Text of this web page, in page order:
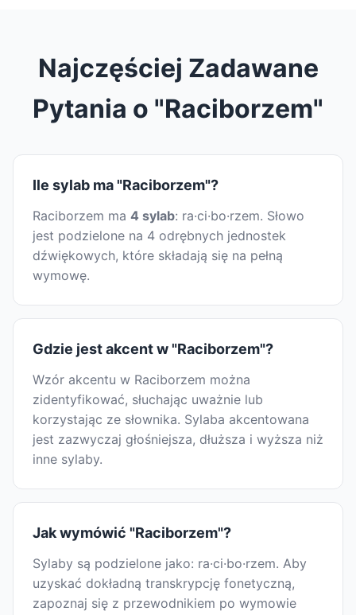
Najczęściej Zadawane
Pytania o "Raciborzem"
Ile sylab ma "Raciborzem"?
Raciborzem ma 4 sylab: ra·ci·bo·rzem. Słowo
jest podzielone na 4 odrębnych jednostek
dźwiękowych, które składają się na pełną
wymowę.
Gdzie jest akcent w "Raciborzem"?
Wzór akcentu w Raciborzem można
zidentyfikować, słuchając uważnie lub
korzystając ze słownika. Sylaba akcentowana
jest zazwyczaj głośniejsza, dłuższa i wyższa niż
inne sylaby.
Jak wymówić "Raciborzem"?
Sylaby są podzielone jako: ra·ci·bo·rzem. Aby
uzyskać dokładną transkrypcję fonetyczną,
zapoznaj się z przewodnikiem po wymowie